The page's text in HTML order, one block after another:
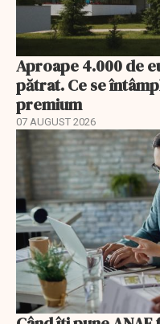
Aproape 4.000 de
pătrat. Ce se
premium
07 AUGUST 2026